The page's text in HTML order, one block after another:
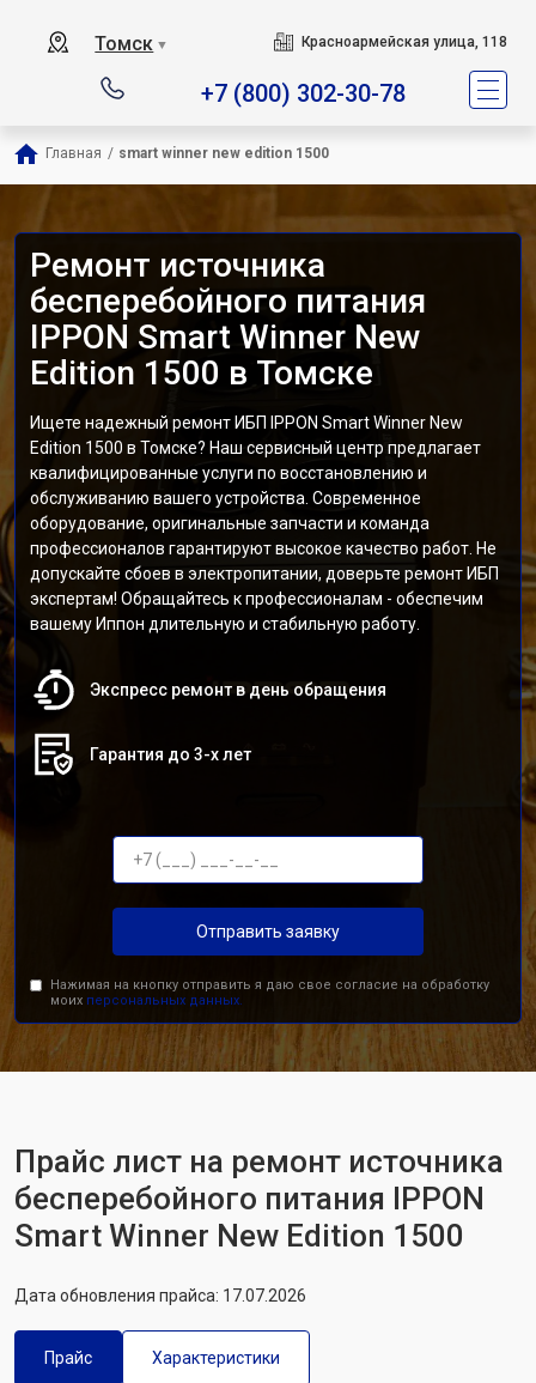
Томск ▼ Красноармейская улица, 118
+7 (800) 302-30-78
Главная / smart winner new edition 1500
Ремонт источника
бесперебойного питания
IPPON Smart Winner New
Edition 1500 в Томске
Ищете надежный ремонт ИБП IPPON Smart Winner New
Edition 1500 в Томске? Наш сервисный центр предлагает
квалифицированные услуги по восстановлению и
обслуживанию вашего устройства. Современное
оборудование, оригинальные запчасти и команда
профессионалов гарантируют высокое качество работ. Не
допускайте сбоев в электропитании, доверьте ремонт ИБП
экспертам! Обращайтесь к профессионалам - обеспечим
вашему Иппон длительную и стабильную работу.
Экспресс ремонт в день обращения
Гарантия до 3-х лет
Отправить заявку
Нажимая на кнопку отправить я даю свое согласие на обработку
моих персональных данных.
Прайс лист на ремонт источника
бесперебойного питания IPPON
Smart Winner New Edition 1500
Дата обновления прайса: 17.07.2026
Прайс Характеристики